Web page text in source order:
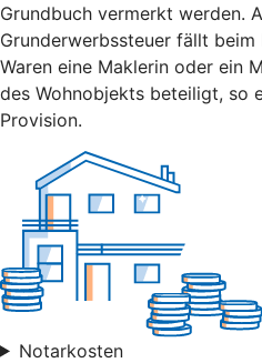
Grundbuch vermerkt werden.
Grunderwerbssteuer fällt beim
Waren eine Maklerin oder ein
des Wohnobjekts beteiligt, so
Provision.
Notarkosten